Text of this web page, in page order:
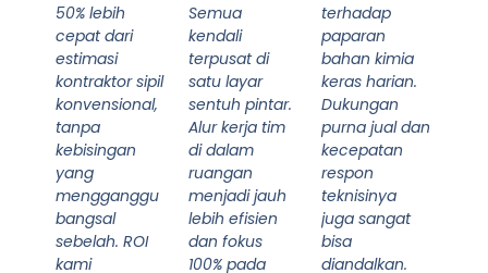
50% lebih
cepat dari
estimasi
kontraktor sipil
konvensional,
tanpa
kebisingan
yang
mengganggu
bangsal
sebelah. ROI
kami
Semua
kendali
terpusat di
satu layar
sentuh pintar.
Alur kerja tim
di dalam
ruangan
menjadi jauh
lebih efisien
dan fokus
100% pada
terhadap
paparan
bahan kimia
keras harian.
Dukungan
purna jual dan
kecepatan
respon
teknisinya
juga sangat
bisa
diandalkan.